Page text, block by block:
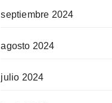
septiembre 2024
agosto 2024
julio 2024